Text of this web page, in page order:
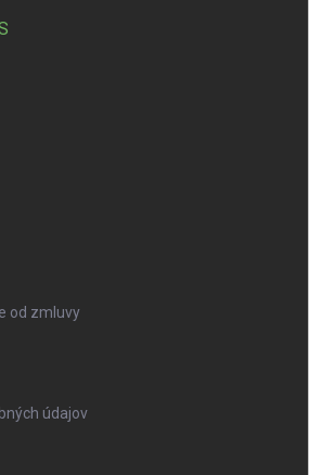
od zmluvy
údajov